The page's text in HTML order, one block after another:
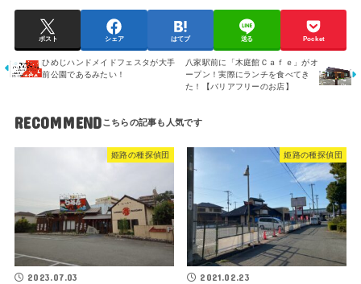
ポスト シェア はてブ 送る Pocket
ひめじハンドメイドフェスタが大手
前公園であるみたい！
八家駅前に「木庭館Ｃａｆｅ」がオ
ープン！実際にランチを食べてき
た！【バリアフリーのお店】
RECOMMEND
姫路の種探偵団
2023.07.03
姫路の種探偵団
2021.02.23